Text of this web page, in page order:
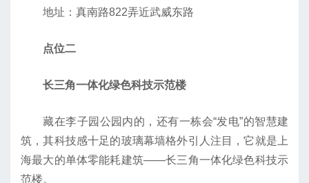
地址：真南路822弄近武威东路
点位二
长三角一体化绿色科技示范楼
藏在李子园公园内的，还有一栋会“发电”的智慧建
筑，其科技感十足的玻璃幕墙格外引人注目，它就是上
海最大的单体零能耗建筑——长三角一体化绿色科技示
范楼。